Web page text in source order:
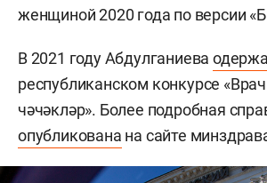
женщиной 2020 года по версии
В 2021 году Абдулганиева
республиканском конкурсе
чәчәкләр». Более подробная
опубликована на сайте